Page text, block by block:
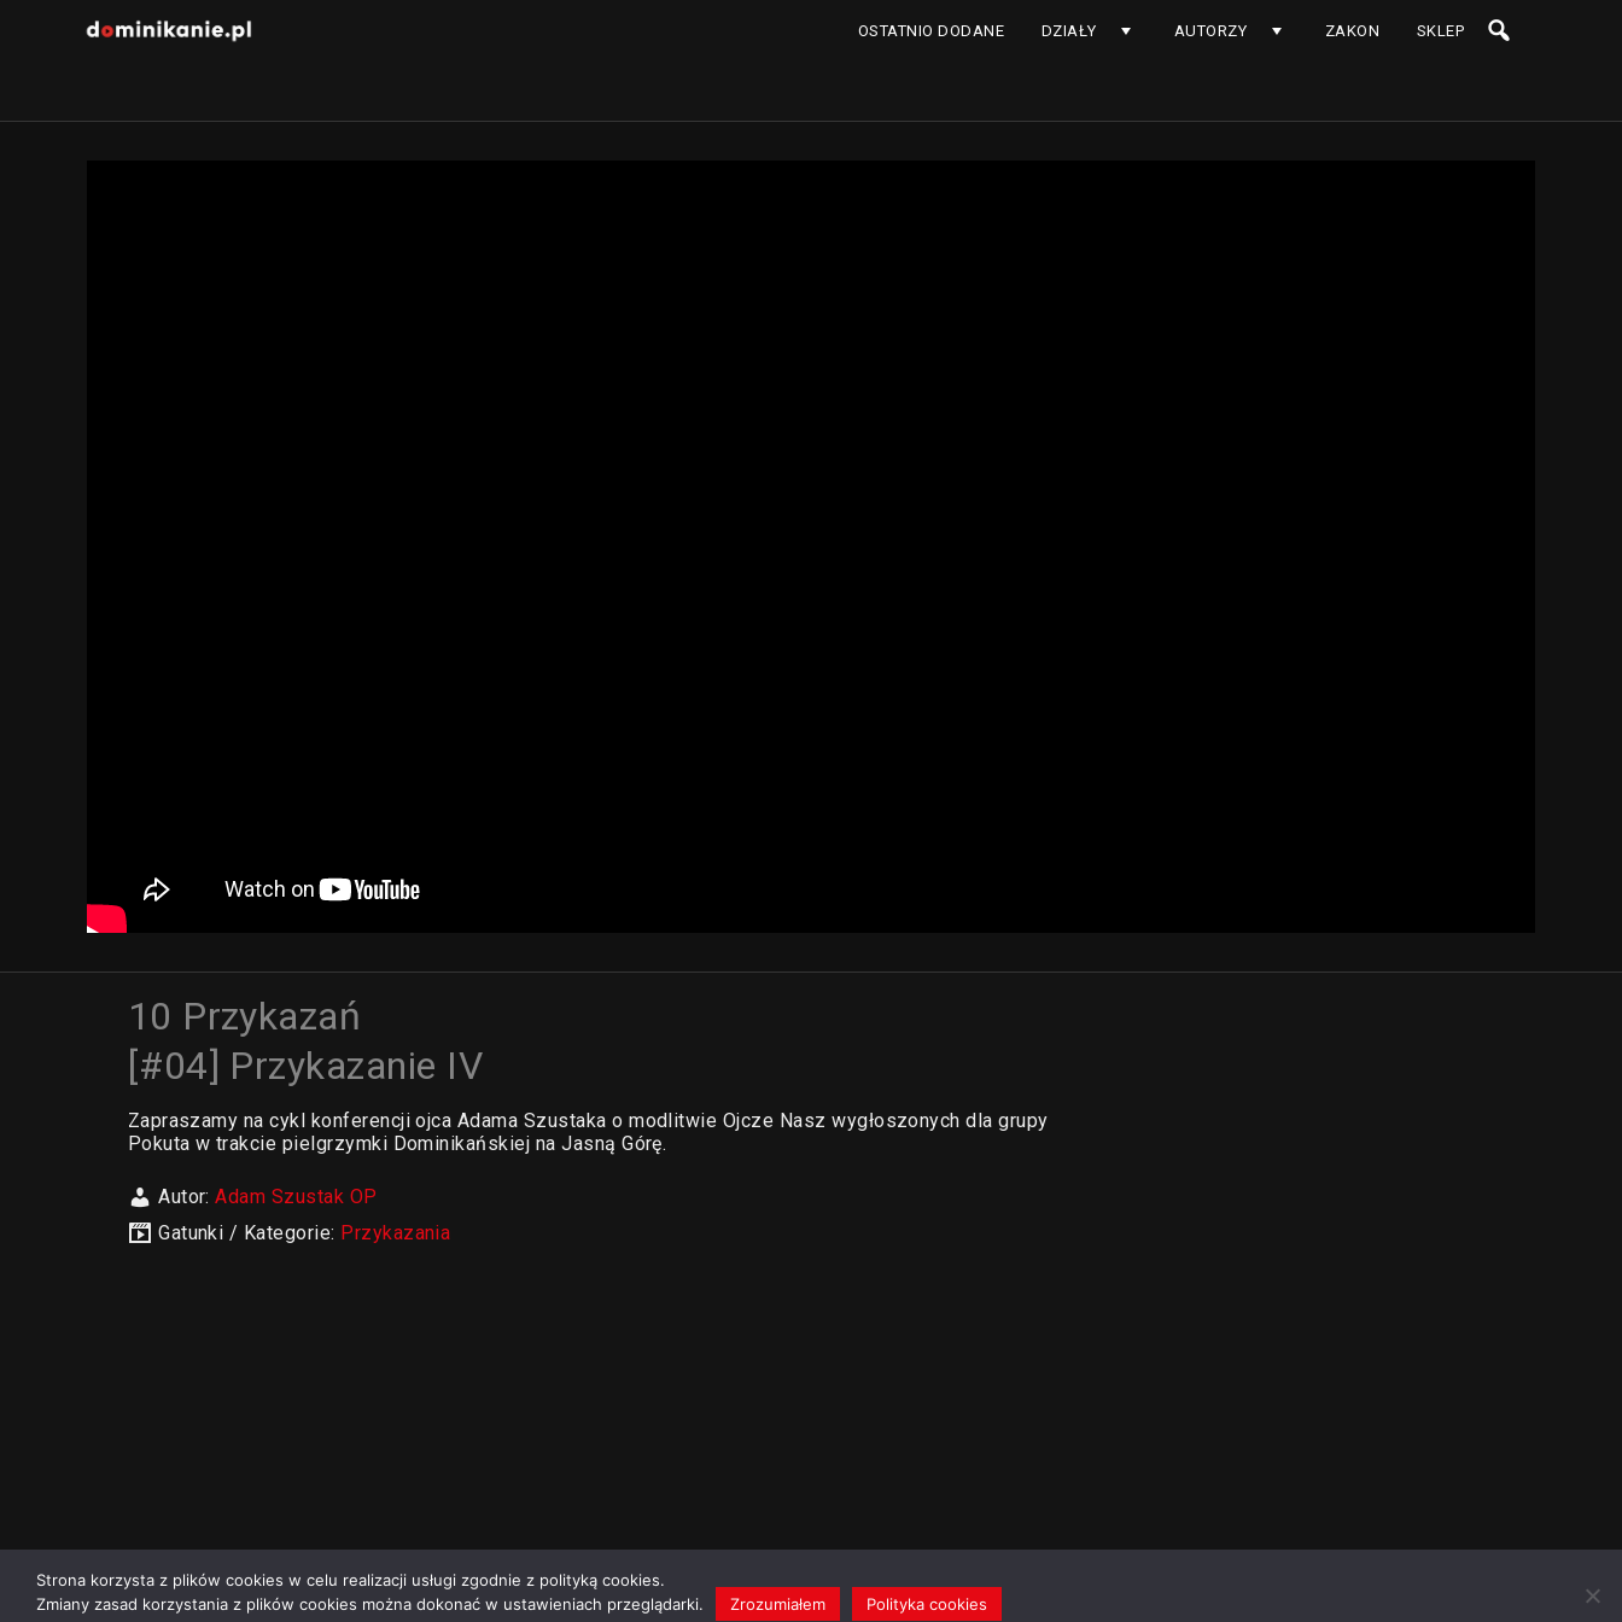
OSTATNIO DODANE DZIAŁY AUTORZY ZAKON SKLEP
10 Przykazań
[#04] Przykazanie IV
Zapraszamy na cykl konferencji ojca Adama Szustaka o modlitwie Ojcze Nasz wygłoszonych dla grupy
Pokuta w trakcie pielgrzymki Dominikańskiej na Jasną Górę.
Autor:Adam Szustak OP
Gatunki / Kategorie: Przykazania
Strona korzysta z plików cookies w celu realizacji usługi zgodnie z polityką cookies.
Zmiany zasad korzystania z plików cookies można dokonać w ustawieniach przeglądarki.
Zrozumiałem Polityka cookies